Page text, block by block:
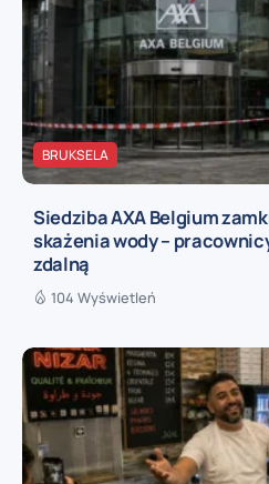
BRUKSELA
Siedziba AXA Belgium
skażenia wody –
zdalną
104 Wyświetleń